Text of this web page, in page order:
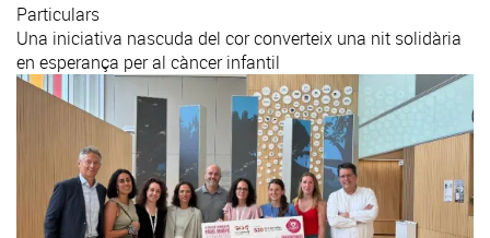
Particulars
Una iniciativa nascuda del cor converteix una nit solidària
en esperança per al càncer infantil